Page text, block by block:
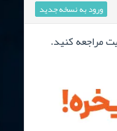
ورود به نسخه جدید
مراجعه کنید.